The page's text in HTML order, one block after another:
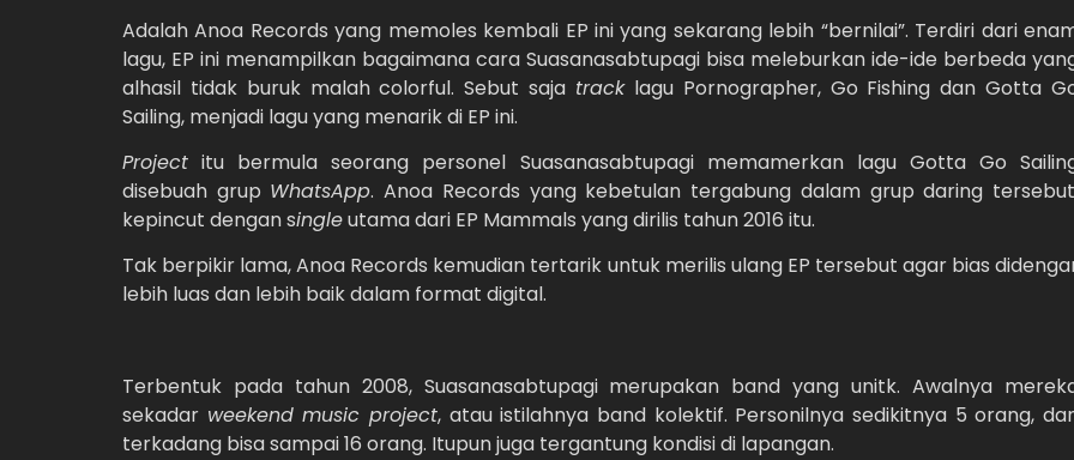
Adalah Anoa Records yang memoles kembali EP ini yang sekarang lebih “bernilai”. Terdiri dari
lagu, EP ini menampilkan bagaimana cara Suasanasabtupagi bisa meleburkan ide-ide berbeda
alhasil tidak buruk malah colorful. Sebut saja tracklagu Pornographer, Go Fishing dan Gotta
Sailing, menjadi lagu yang menarik di EP ini.
Project itu bermula seorang personel Suasanasabtupagi memamerkan lagu Gotta Go
disebuah grup WhatsApp. Anoa Records yang kebetulan tergabung dalam grup daring
kepincut dengan singleutama dari EP Mammals yang dirilis tahun 2016 itu.
Tak berpikir lama, Anoa Records kemudian tertarik untuk merilis ulang EP tersebut agar bias
lebih luas dan lebih baik dalam format digital.
Terbentuk pada tahun 2008, Suasanasabtupagi merupakan band yang unitk. Awalnya
sekadar weekend music project, atau istilahnya band kolektif. Personilnya sedikitnya 5 orang,
terkadang bisa sampai 16 orang. Itupun juga tergantung kondisi di lapangan.